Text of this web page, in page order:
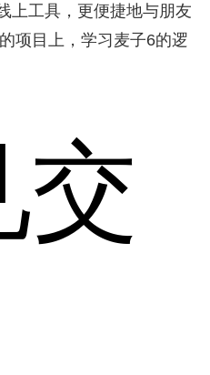
上工具，更便捷地与朋友
项目上，学习麦子6的逻
交